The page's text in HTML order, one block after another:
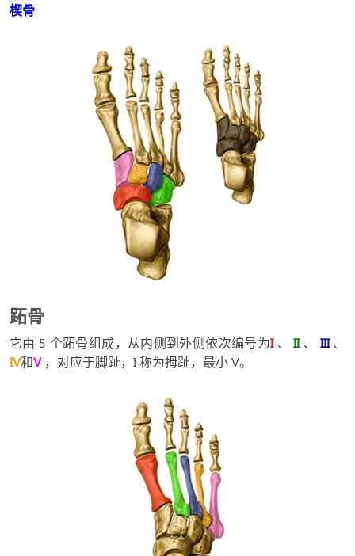
楔骨
跖骨
它由 5 个跖骨组成，从内侧到外侧依次编号为I、II、 III、
IV和V，对应于脚趾，I 称为拇趾，最小 V。